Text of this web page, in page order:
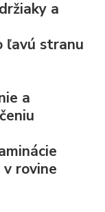
a
ľavú stranu
a
v rovine